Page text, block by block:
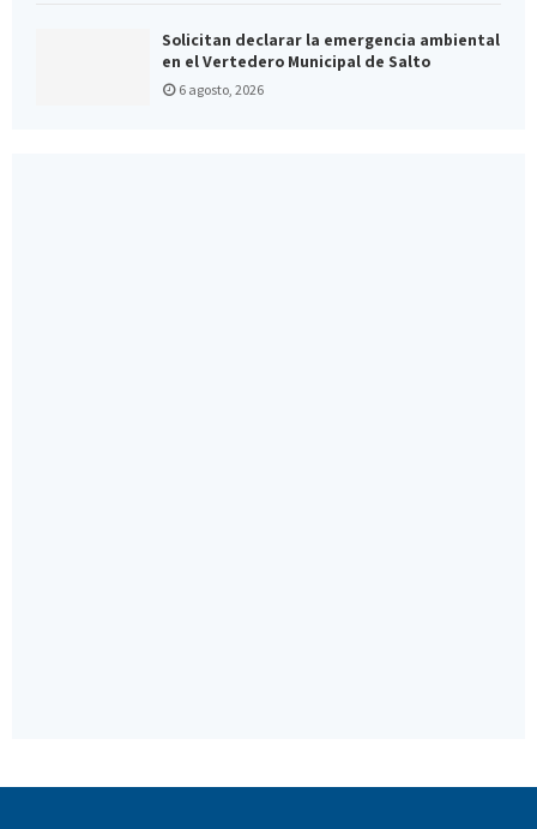
Solicitan declarar la emergencia ambiental
en el Vertedero Municipal de Salto
6 agosto, 2026